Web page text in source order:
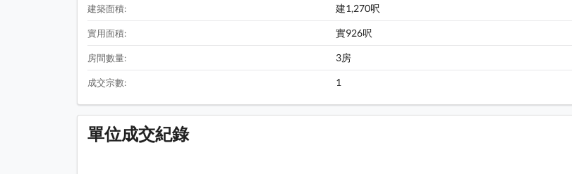
建築面積: 建1,270呎
實用面積: 實926呎
房間數量: 3房
成交宗數: 1
單位成交紀錄